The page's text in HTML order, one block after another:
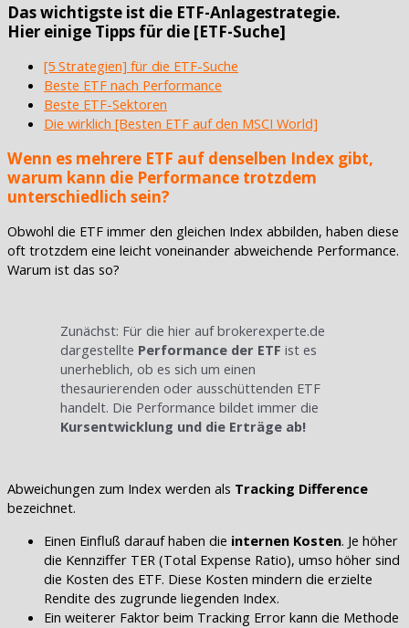
Das wichtigste ist die ETF-Anlagestrategie.
Hier einige Tipps für die [ETF-Suche]
[5 Strategien] für die ETF-Suche
Beste ETF nach Performance
Beste ETF-Sektoren
Die wirklich [Besten ETF auf den MSCI World]
Wenn es mehrere ETF auf denselben Index gibt,
warum kann die Performance trotzdem
unterschiedlich sein?
Obwohl die ETF immer den gleichen Index abbilden, haben diese
oft trotzdem eine leicht voneinander abweichende Performance.
Warum ist das so?
Zunächst: Für die hier auf brokerexperte.de
dargestellte Performance der ETF ist es
unerheblich, ob es sich um einen
thesaurierenden oder ausschüttenden ETF
handelt. Die Performance bildet immer die
Kursentwicklung und die Erträge ab!
Abweichungen zum Index werden als Tracking Difference
bezeichnet.
Einen Einfluß darauf haben die internen Kosten. Je höher
die Kennziffer TER (Total Expense Ratio), umso höher sind
die Kosten des ETF. Diese Kosten mindern die erzielte
Rendite des zugrunde liegenden Index.
Ein weiterer Faktor beim Tracking Error kann die Methode